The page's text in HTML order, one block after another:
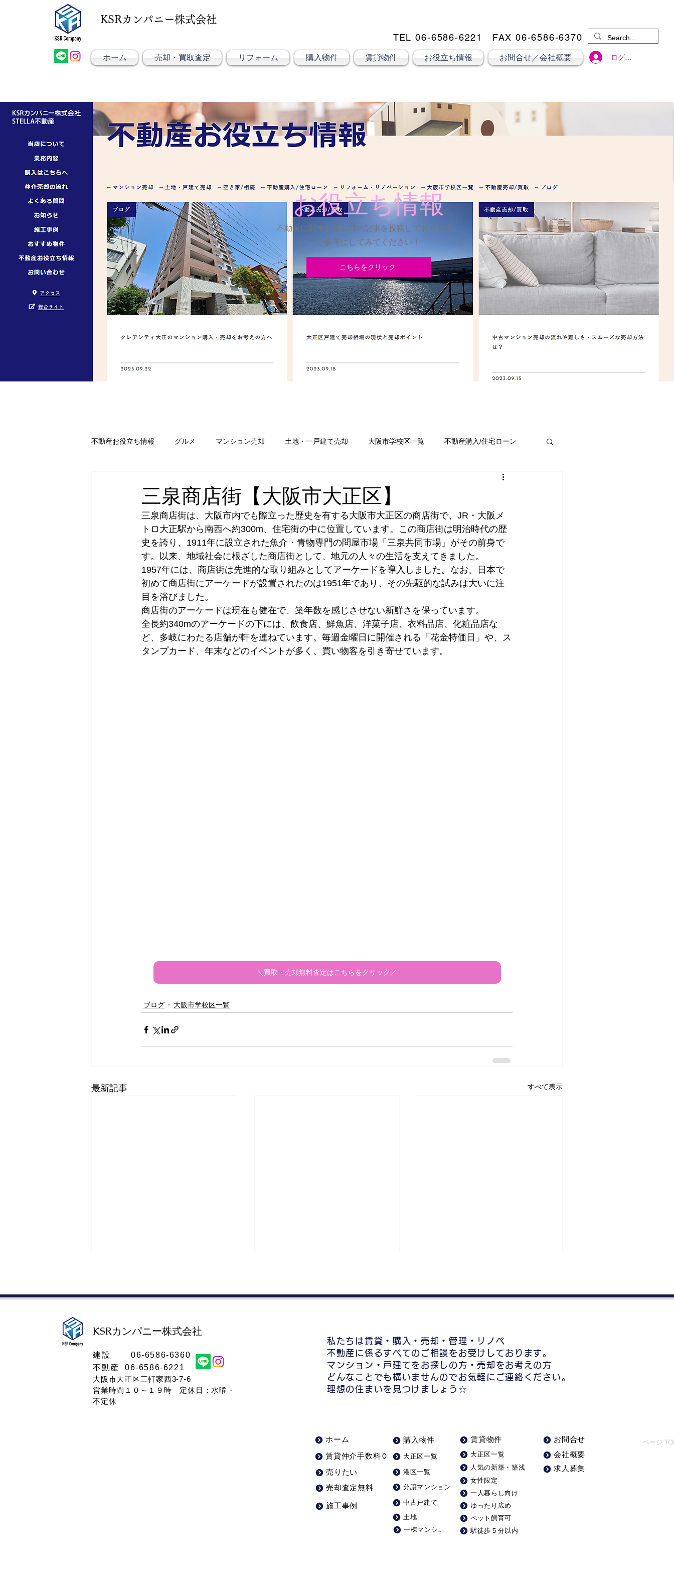
KSRカンパニー株式会社
TEL 06-6586-6221 ​ FAX 06-6586-6370
ホーム 売却・買取査定 リフォーム 購入物件 賃貸物件 お役立ち情報 お問合せ／会社概要 ログイン
お役立ち情報
不動産に関する豆知識の記事を投稿しております。
​ご参考にしてみてください！
こちらをクリック
不動産お役立ち情報 グルメ マンション売却 土地・一戸建て売却 大阪市学校区一覧 不動産購入/住宅ローン
三泉商店街【大阪市大正区】
三泉商店街は、大阪市内でも際立った歴史を有する大阪市大正区の商店街で、JR・大阪メ
トロ大正駅から南西へ約300m、住宅街の中に位置しています。この商店街は明治時代の歴
史を誇り、1911年に設立された魚介・青物専門の問屋市場「三泉共同市場」がその前身で
す。以来、地域社会に根ざした商店街として、地元の人々の生活を支えてきました。
1957年には、商店街は先進的な取り組みとしてアーケードを導入しました。なお、日本で
初めて商店街にアーケードが設置されたのは1951年であり、その先駆的な試みは大いに注
目を浴びました。
商店街のアーケードは現在も健在で、築年数を感じさせない新鮮さを保っています。
全長約340mのアーケードの下には、飲食店、鮮魚店、洋菓子店、衣料品店、化粧品店な
ど、多岐にわたる店舗が軒を連ねています。毎週金曜日に開催される「花金特価日」や、ス
タンプカード、年末などのイベントが多く、買い物客を引き寄せています。
＼買取・売却無料査定はこちらをクリック／
ブログ 大阪市学校区一覧
最新記事 すべて表示
大阪市大正区不動産売却や買
取・査定価格の相場
大正区付近で就職や転勤で引
越しする方！仲介手数料最大
大正区の住まい探しならステ
ラ不動産/仲介手数料最大無
料
KSRカンパニー株式会社​
​建設 06-6586-6360
不動産 06-6586-6221
大阪市大正区三軒家西3-7-6
営業時間１０～１９時​ 定休日：水曜・
不定休
私たちは賃貸・購入・売却・管理・リノベ
不動産に係るすべてのご相談をお受けしております。
マンション・戸建てをお探しの方・売却をお考えの方
どんなことでも構いませんのでお気軽にご連絡ください。
理想の住まいを見つけましょう☆
ホーム 購入物件
人気の新築・築浅
分譲マンション
中古戸建て
土地
女性限定
一人暮らし向け
ゆったり広め
ペット飼育可
駅徒歩５分以内
お問合せ
会社概要
ページ
売りたい
賃貸物件
賃貸仲介手数料０
売却査定無料
求人募集
施工事例
大正区一覧
大正区一覧
港区一覧
一棟マンション